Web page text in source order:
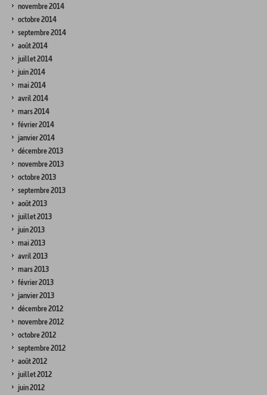
novembre 2014
octobre 2014
septembre 2014
août 2014
juillet 2014
juin 2014
mai 2014
avril 2014
mars 2014
février 2014
janvier 2014
décembre 2013
novembre 2013
octobre 2013
septembre 2013
août 2013
juillet 2013
juin 2013
mai 2013
avril 2013
mars 2013
février 2013
janvier 2013
décembre 2012
novembre 2012
octobre 2012
septembre 2012
août 2012
juillet 2012
juin 2012